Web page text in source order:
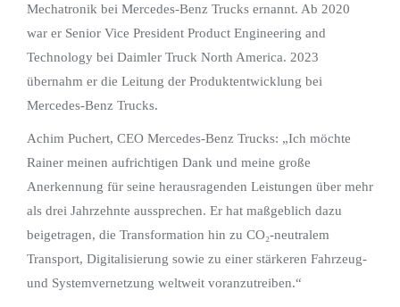
Mechatronik bei Mercedes‑Benz Trucks ernannt. Ab 2020
war er Senior Vice President Product Engineering and
Technology bei Daimler Truck North America. 2023
übernahm er die Leitung der Produktentwicklung bei
Mercedes‑Benz Trucks.
Achim Puchert, CEO Mercedes-Benz Trucks: „Ich möchte
Rainer meinen aufrichtigen Dank und meine große
Anerkennung für seine herausragenden Leistungen über mehr
als drei Jahrzehnte aussprechen. Er hat maßgeblich dazu
beigetragen, die Transformation hin zu CO₂-neutralem
Transport, Digitalisierung sowie zu einer stärkeren Fahrzeug-
und Systemvernetzung weltweit voranzutreiben.“